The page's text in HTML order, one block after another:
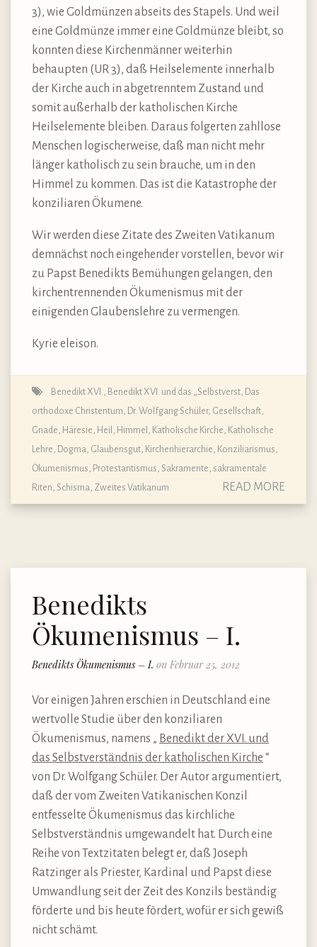
3), wie Goldmünzen abseits des Stapels. Und weil
eine Goldmünze immer eine Goldmünze bleibt, so
konnten diese Kirchenmänner weiterhin
behaupten (UR 3), daß Heilselemente innerhalb
der Kirche auch in abgetrenntem Zustand und
somit außerhalb der katholischen Kirche
Heilselemente bleiben. Daraus folgerten zahllose
Menschen logischerweise, daß man nicht mehr
länger katholisch zu sein brauche, um in den
Himmel zu kommen. Das ist die Katastrophe der
konziliaren Ökumene.
Wir werden diese Zitate des Zweiten Vatikanum
demnächst noch eingehender vorstellen, bevor wir
zu Papst Benedikts Bemühungen gelangen, den
kirchentrennenden Ökumenismus mit der
einigenden Glaubenslehre zu vermengen.
Kyrie eleison.
Benedikt XVI. Benedikt XVI. und das „Selbstverst Das
orthodoxe Christentum Dr. Wolfgang Schüler, Gesellschaft
Gnade Häresie Heil Himmel Katholische Kirche Katholische
Lehre, Dogma, Glaubensgut Kirchenhierarchie Konziliarismus
Ökumenismus Protestantismus Sakramente, sakramentale
Riten Schisma Zweites Vatikanum READ MORE
Benedikts
Ökumenismus – I.
Benedikts Ökumenismus – I. on Februar 25, 2012
Vor einigen Jahren erschien in Deutschland eine
wertvolle Studie über den konziliaren
Ökumenismus, namens „ Benedikt der XVI. und
das Selbstverständnis der katholischen Kirche “
von Dr. Wolfgang Schüler. Der Autor argumentiert,
daß der vom Zweiten Vatikanischen Konzil
entfesselte Ökumenismus das kirchliche
Selbstverständnis umgewandelt hat. Durch eine
Reihe von Textzitaten belegt er, daß Joseph
Ratzinger als Priester, Kardinal und Papst diese
Umwandlung seit der Zeit des Konzils beständig
förderte und bis heute fördert, wofür er sich gewiß
nicht schämt.